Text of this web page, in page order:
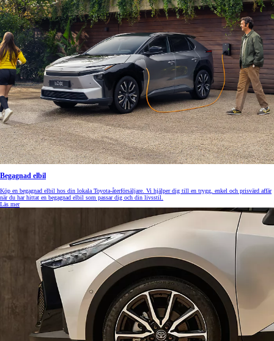
Begagnad elbil
Köp en begagnad elbil hos din lokala Toyota-återförsäljare. Vi hjälper dig till en trygg, enkel och prisvärd affär
när du har hittat en begagnad elbil som passar dig och din livsstil.
Läs mer